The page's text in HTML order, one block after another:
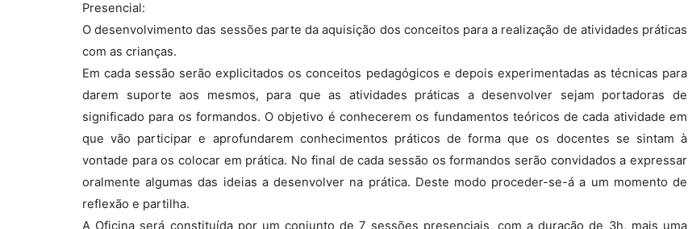
Presencial:
O desenvolvimento das sessões parte da aquisição dos conceitos para a realização de atividades práticas
com as crianças.
Em cada sessão serão explicitados os conceitos pedagógicos e depois experimentadas as técnicas para
darem suporte aos mesmos, para que as atividades práticas a desenvolver sejam portadoras de
significado para os formandos. O objetivo é conhecerem os fundamentos teóricos de cada atividade em
que vão participar e aprofundarem conhecimentos práticos de forma que os docentes se sintam à
vontade para os colocar em prática. No final de cada sessão os formandos serão convidados a expressar
oralmente algumas das ideias a desenvolver na prática. Deste modo proceder-se-á a um momento de
reflexão e partilha.
A Oficina será constituída por um conjunto de 7 sessões presenciais, com a duração de 3h, mais uma